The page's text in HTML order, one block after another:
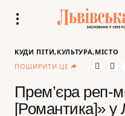
КУДИ ПІТИ КУЛЬТУРА МІСТО
ПОШИРИТИ ЦЕ
Прем’єра реп-
[Романтика]» у